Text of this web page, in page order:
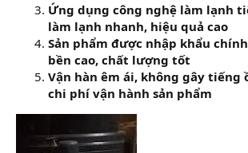
Ứng dụng công nghệ làm lạnh
làm lạnh nhanh, hiệu quả cao
Sản phẩm được nhập khẩu
bền cao, chất lượng tốt
Vận hàn êm ái, không gây tiếng
chi phí vận hành sản phẩm